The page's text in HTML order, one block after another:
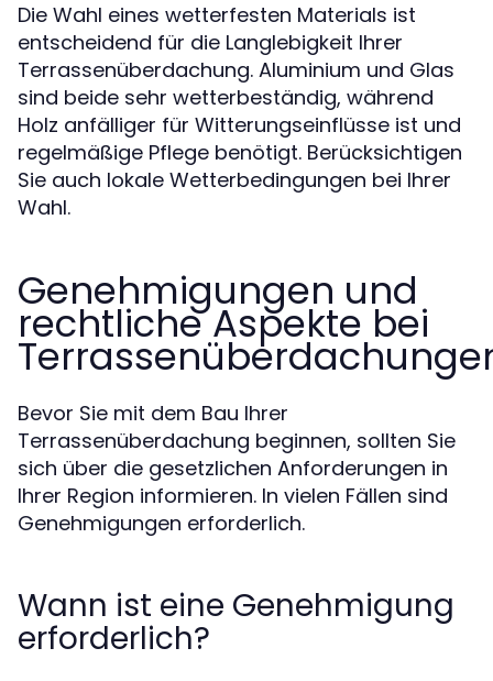
Die Wahl eines wetterfesten Materials ist
entscheidend für die Langlebigkeit Ihrer
Terrassenüberdachung. Aluminium und Glas
sind beide sehr wetterbeständig, während
Holz anfälliger für Witterungseinflüsse ist und
regelmäßige Pflege benötigt. Berücksichtigen
Sie auch lokale Wetterbedingungen bei Ihrer
Wahl.
Genehmigungen und
rechtliche Aspekte bei
Bevor Sie mit dem Bau Ihrer
Terrassenüberdachung beginnen, sollten Sie
sich über die gesetzlichen Anforderungen in
Ihrer Region informieren. In vielen Fällen sind
Genehmigungen erforderlich.
Wann ist eine Genehmigung
erforderlich?